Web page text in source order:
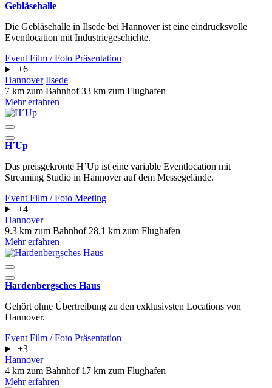
Gebläsehalle
Die Gebläsehalle in Ilsede bei Hannover ist eine eindrucksvolle
Eventlocation mit Industriegeschichte.
Event Film / Foto Präsentation
+6
Hannover Ilsede
7 km zum Bahnhof33 km zum Flughafen
Mehr erfahren
H´Up
Das preisgekrönte H’Up ist eine variable Eventlocation mit
Streaming Studio in Hannover auf dem Messegelände.
Event Film / Foto Meeting
+4
Hannover
9.3 km zum Bahnhof 28.1 km zum Flughafen
Mehr erfahren
Hardenbergsches Haus
Gehört ohne Übertreibung zu den exklusivsten Locations von
Hannover.
Event Film / Foto Präsentation
+3
Hannover
4 km zum Bahnhof 17 km zum Flughafen
Mehr erfahren